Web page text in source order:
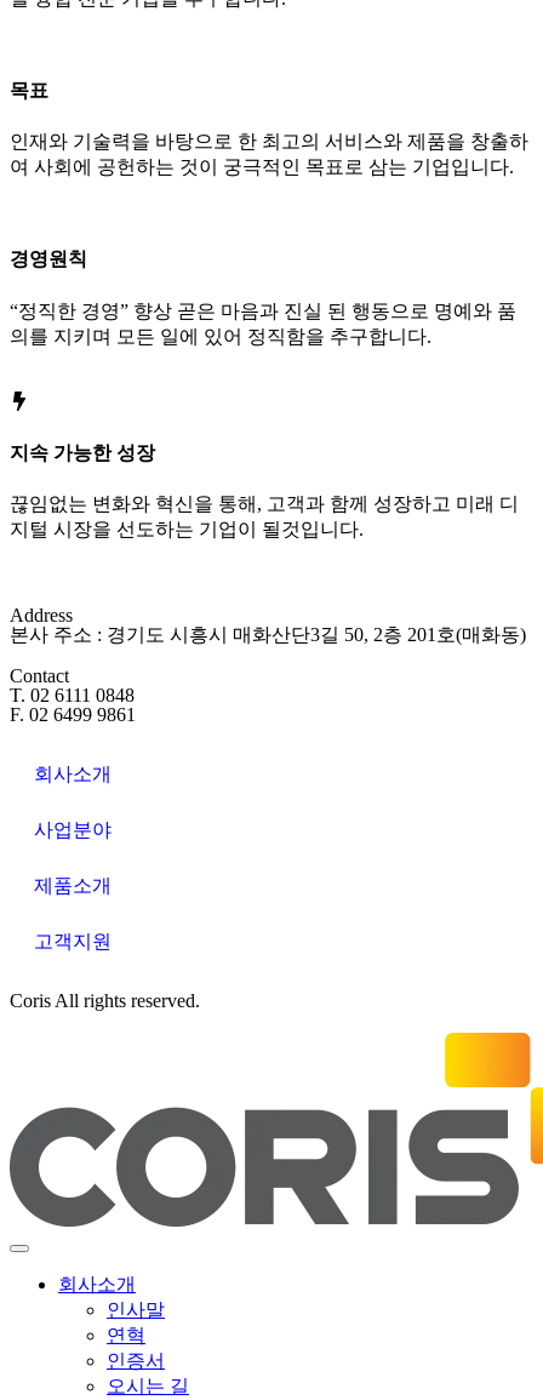
목표
인재와 기술력을 바탕으로 한 최고의 서비스와 제품을 창출하
여 사회에 공헌하는 것이 궁극적인 목표로 삼는 기업입니다.
경영원칙
“정직한 경영” 향상 곧은 마음과 진실 된 행동으로 명예와 품
의를 지키며 모든 일에 있어 정직함을 추구합니다.
지속 가능한 성장
끊임없는 변화와 혁신을 통해, 고객과 함께 성장하고 미래 디
지털 시장을 선도하는 기업이 될것입니다.
Address
본사 주소 : 경기도 시흥시 매화산단3길 50, 2층 201호(매화동)
Contact
T. 02 6111 0848
F. 02 6499 9861
회사소개
사업분야
제품소개
고객지원
Coris All rights reserved.
회사소개
인사말
연혁
인증서
오시는 길